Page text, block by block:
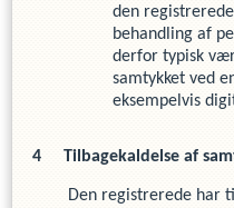
den
behandling af
derfor typisk
samtykket ved
eksempelvis
Tilbagekaldelse af
Den registrerede har